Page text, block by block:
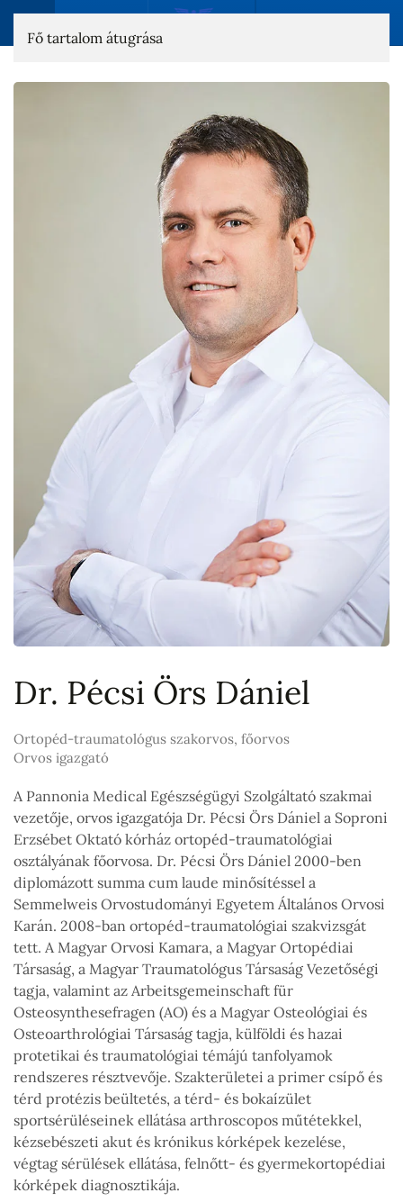
Fő tartalom átugrása
Dr. Pécsi Örs Dániel
Ortopéd-traumatológus szakorvos, főorvos
Orvos igazgató
A Pannonia Medical Egészségügyi Szolgáltató szakmai
vezetője, orvos igazgatója Dr. Pécsi Örs Dániel a Soproni
Erzsébet Oktató kórház ortopéd-traumatológiai
osztályának főorvosa. Dr. Pécsi Örs Dániel 2000-ben
diplomázott summa cum laude minősítéssel a
Semmelweis Orvostudományi Egyetem Általános Orvosi
Karán. 2008-ban ortopéd-traumatológiai szakvizsgát
tett. A Magyar Orvosi Kamara, a Magyar Ortopédiai
Társaság, a Magyar Traumatológus Társaság Vezetőségi
tagja, valamint az Arbeitsgemeinschaft für
Osteosynthesefragen (AO) és a Magyar Osteológiai és
Osteoarthrológiai Társaság tagja, külföldi és hazai
protetikai és traumatológiai témájú tanfolyamok
rendszeres résztvevője. Szakterületei a primer csípő és
térd protézis beültetés, a térd- és bokaízület
sportsérüléseinek ellátása arthroscopos műtétekkel,
kézsebészeti akut és krónikus kórképek kezelése,
végtag sérülések ellátása, felnőtt- és gyermekortopédiai
kórképek diagnosztikája.